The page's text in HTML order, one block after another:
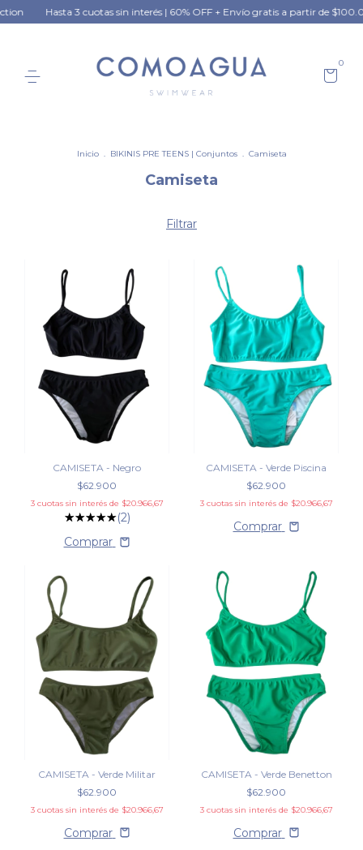
Hasta 3 cuotas sin interés | 60% OFF + Envío gratis a partir de $100.000
0
Inicio . BIKINIS PRE TEENS | Conjuntos . Camiseta
Camiseta
Filtrar
CAMISETA - Negro
$62.900
3 cuotas sin interés de $20.966,67
(2)
Comprar
CAMISETA - Verde Piscina
$62.900
3 cuotas sin interés de $20.966,67
Comprar
CAMISETA - Verde Militar
$62.900
3 cuotas sin interés de $20.966,67
Comprar
CAMISETA - Verde Benetton
$62.900
3 cuotas sin interés de $20.966,67
Comprar